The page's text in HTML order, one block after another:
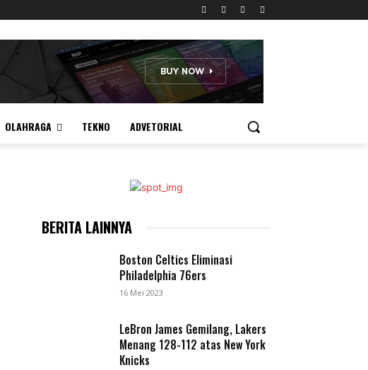
OLAHRAGA TEKNO ADVETORIAL
BERITA LAINNYA
Boston Celtics Eliminasi
Philadelphia 76ers
16 Mei 2023
LeBron James Gemilang, Lakers
Menang 128-112 atas New York
Knicks